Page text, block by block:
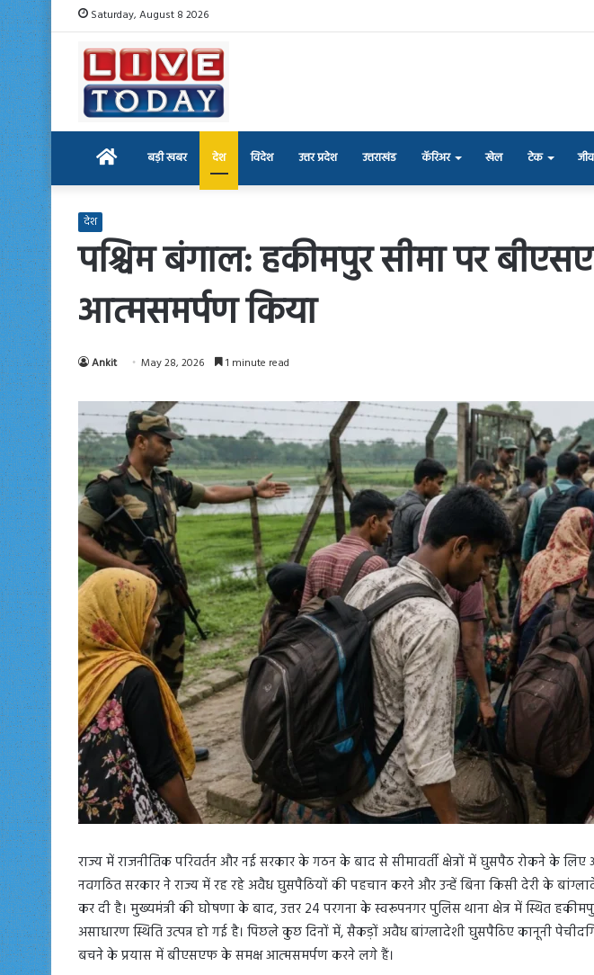
Saturday, August 8 2026
Home बड़ी खबर देश विदेश उत्तर प्रदेश उत्तराखंड कॅरिअर खेल टेक
देश
पश्चिम बंगाल: हकीमपुर सीमा पर
आत्मसमर्पण किया
Ankit May 28, 2026 1 minute read
राज्य में राजनीतिक परिवर्तन और नई सरकार के गठन के बाद से सीमावर्ती क्षेत्रों में घुसपैठ रोकने के
नवगठित सरकार ने राज्य में रह रहे अवैध घुसपैठियों की पहचान करने और उन्हें बिना किसी देरी के
कर दी है। मुख्यमंत्री की घोषणा के बाद, उत्तर 24 परगना के स्वरूपनगर पुलिस थाना क्षेत्र में स्थित
असाधारण स्थिति उत्पन्न हो गई है। पिछले कुछ दिनों में, सैकड़ों अवैध बांग्लादेशी घुसपैठिए कानूनी
बचने के प्रयास में बीएसएफ के समक्ष आत्मसमर्पण करने लगे हैं।